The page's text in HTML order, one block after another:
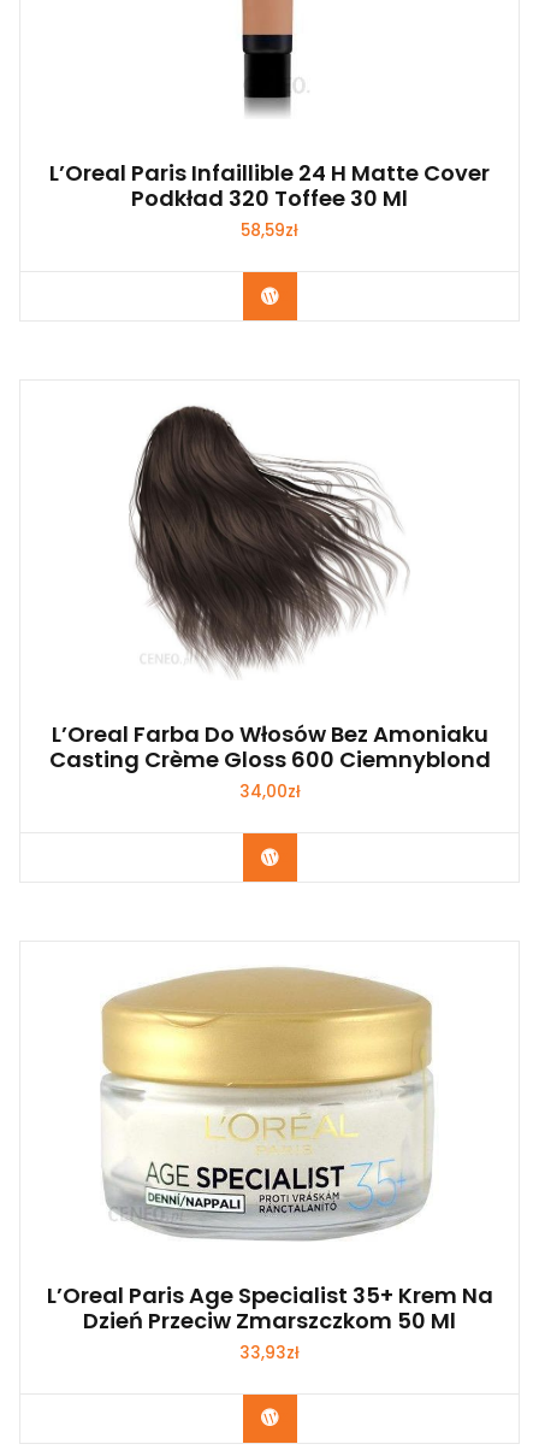
L’Oreal Paris Infaillible 24 H Matte Cover
Podkład 320 Toffee 30 Ml
58,59zł
Zobacz
L’Oreal Farba Do Włosów Bez Amoniaku
Casting Crème Gloss 600 Ciemnyblond
34,00zł
Zobacz
L’Oreal Paris Age Specialist 35+ Krem Na
Dzień Przeciw Zmarszczkom 50 Ml
33,93zł
Zobacz